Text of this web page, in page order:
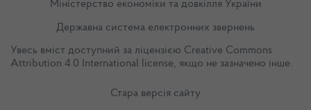
Міністерство економіки та довкілля України
Державна система електронних звернень
Увесь вміст доступний за ліцензією Creative Commons
Attribution 4.0 International license, якщо не зазначено інше.
Стара версія сайту